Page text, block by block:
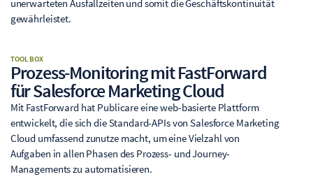
unerwarteten Ausfallzeiten und somit die Geschäftskontinuität
gewährleistet.
TOOLBOX
Prozess-Monitoring mit FastForward
für Salesforce Marketing Cloud
Mit FastForward hat Publicare eine web-basierte Plattform
entwickelt, die sich die Standard-APIs von Salesforce Marketing
Cloud umfassend zunutze macht, um eine Vielzahl von
Aufgaben in allen Phasen des Prozess- und Journey-
Managements zu automatisieren.